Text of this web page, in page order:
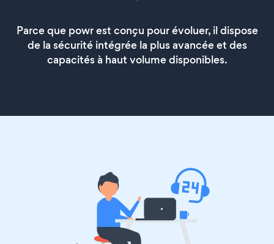
Parce que powr est conçu pour évoluer, il dispose
de la sécurité intégrée la plus avancée et des
capacités à haut volume disponibles.